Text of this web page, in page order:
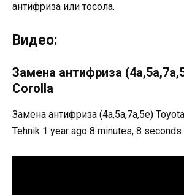
антифриза или тосола.
Видео:
Замена антифриза
Corolla
Замена антифриза (4a,5a,7a,5e)
Tehnik 1 year ago 8 minutes, 8